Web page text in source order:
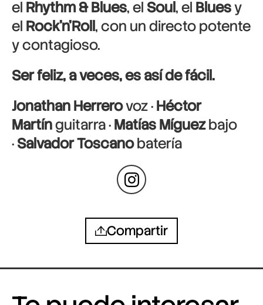
el Rhythm & Blues, el Soul, el Bluesy
el Rock’n’Roll, con un directo potente
y contagioso.
Ser feliz, a veces, es así de fácil.
Jonathan Herrerovoz ·Héctor
Martínguitarra ·Matías Míguezbajo
·Salvador Toscanobatería
Compartir